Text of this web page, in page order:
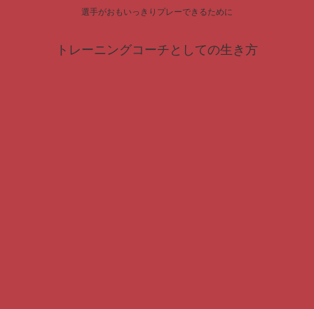
選手がおもいっきりプレーできるために
トレーニングコーチとしての生き方